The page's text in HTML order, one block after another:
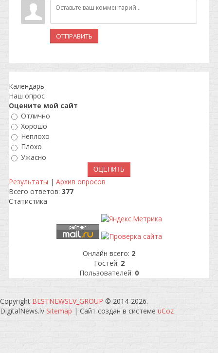
ОТПРАВИТЬ
Календарь
Наш опрос
Оцените мой сайт
Отлично
Хорошо
Неплохо
Плохо
Ужасно
Результаты | Архив опросов
Всего ответов: 377
Статистика
Онлайн всего: 2
Гостей: 2
Пользователей: 0
Copyright BESTNEWSLV_GROUP © 2014-2026.
DigitalNews.lv Sitemap | Сайт создан в системе uCoz